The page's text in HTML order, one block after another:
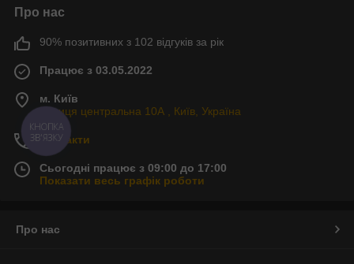
Про нас
90% позитивних з 102 відгуків за рік
Працює з 03.05.2022
м. Київ
Вулиця центральна 10А , Київ, Україна
Контакти
Сьогодні працює з 09:00 до 17:00
Показати весь графік роботи
Про нас
КНОПКА
ЗВ'ЯЗКУ